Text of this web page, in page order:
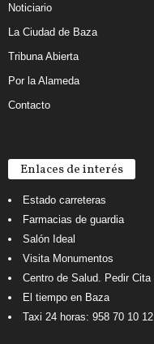
Noticiario
La Ciudad de Baza
Tribuna Abierta
Por la Alameda
Contacto
Enlaces de interés
Estado carreteras
Farmacias de guardia
Salón Ideal
Visita Monumentos
Centro de Salud. Pedir Cita
El tiempo en Baza
Taxi 24 horas: 958 70 10 12